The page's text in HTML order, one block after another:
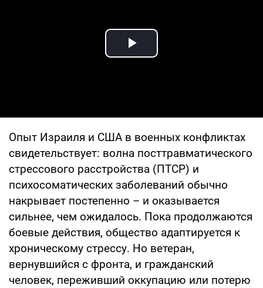
Play Video
Опыт Израиля и США в военных конфликтах
свидетельствует: волна посттравматического
стрессового расстройства (ПТСР) и
психосоматических заболеваний обычно
накрывает постепенно – и оказывается
сильнее, чем ожидалось. Пока продолжаются
боевые действия, общество адаптируется к
хроническому стрессу. Но ветеран,
вернувшийся с фронта, и гражданский
человек, переживший оккупацию или потерю